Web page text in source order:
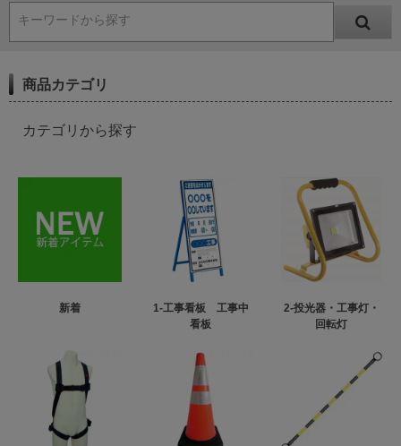
キーワードから探す
商品カテゴリ
カテゴリから探す
新着
1-工事看板 工事中
看板
2-投光器・工事灯・
回転灯